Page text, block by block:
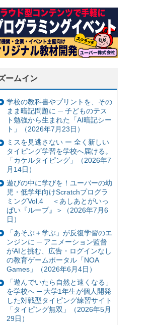
ームイン
学校の教科書やプリントを、その
まま暗記問題に ─ 子どものテス
ト勉強から生まれた「AI暗記シー
ト」（2026年7月23日）
ミスを見逃さない ー 全く新しい
タイピング学習を学校へ届ける。
「カケルタイピング」（2026年7
月14日）
遊びの中に学びを！ユーバーの幼
児・低学年向けScratchプログラ
ミングVol.4 ＜あしあとがいっ
ぱい『ループ』＞（2026年7月6
日）
「あそぶ＋学ぶ」が反復学習のエ
ンジンに ─ アニメーション監督
がAIと挑む、広告・ログインなし
の教育ゲームポータル「NOA
Games」（2026年6月4日）
「遊んでいたら自然と速くなる」
を学校へ ─ 大学1年生が個人開発
した対戦型タイピング練習サイト
「タイピング無双」（2026年5月
29日）